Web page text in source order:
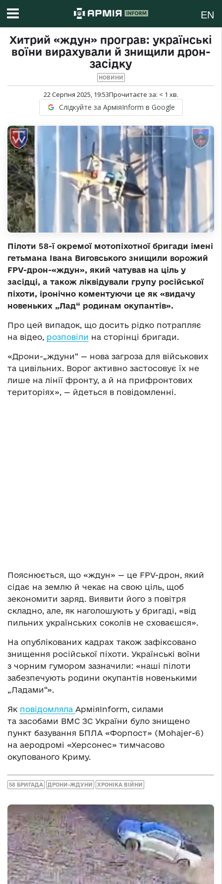
EN
Хитрий «ждун» програв: українські
воїни вирахували й знищили дрон-
засідку
НОВИНИ
22 Серпня 2025, 19:53Прочитаєте за: < 1 хв.
Слідкуйте за АрміяInform в Google
Пілоти 58-ї окремої мотопіхотної бригади імені
гетьмана Івана Виговського знищили ворожий
FPV-дрон-«ждун», який чатував на ціль у
засідці, а також ліквідували групу російської
піхоти, іронічно коментуючи це як «видачу
новеньких „Лад“ родинам окупантів».
Про цей випадок, що досить рідко потрапляє
на відео, розповіли на сторінці бригади.
«Дрони-„ждуни“ — нова загроза для військових
та цивільних. Ворог активно застосовує їх не
лише на лінії фронту, а й на прифронтових
територіях», — йдеться в повідомленні.
Пояснюється, що «ждун» — це FPV-дрон, який
сідає на землю й чекає на свою ціль, щоб
зекономити заряд. Виявити його з повітря
складно, але, як наголошують у бригаді, «від
пильних українських соколів не сховаєшся».
На опублікованих кадрах також зафіксовано
знищення російської піхоти. Українські воїни
з чорним гумором зазначили: «наші пілоти
забезпечують родини окупантів новенькими
„Ладами“».
Як повідомляла АрміяInform, силами
та засобами ВМС ЗС України було знищено
пункт базування БПЛА «Форпост» (Mohajer-6)
на аеродромі «Херсонес» тимчасово
окупованого Криму.
58 БРИГАДА ДРОНИ-ЖДУНИ ХРОНІКА ВІЙНИ